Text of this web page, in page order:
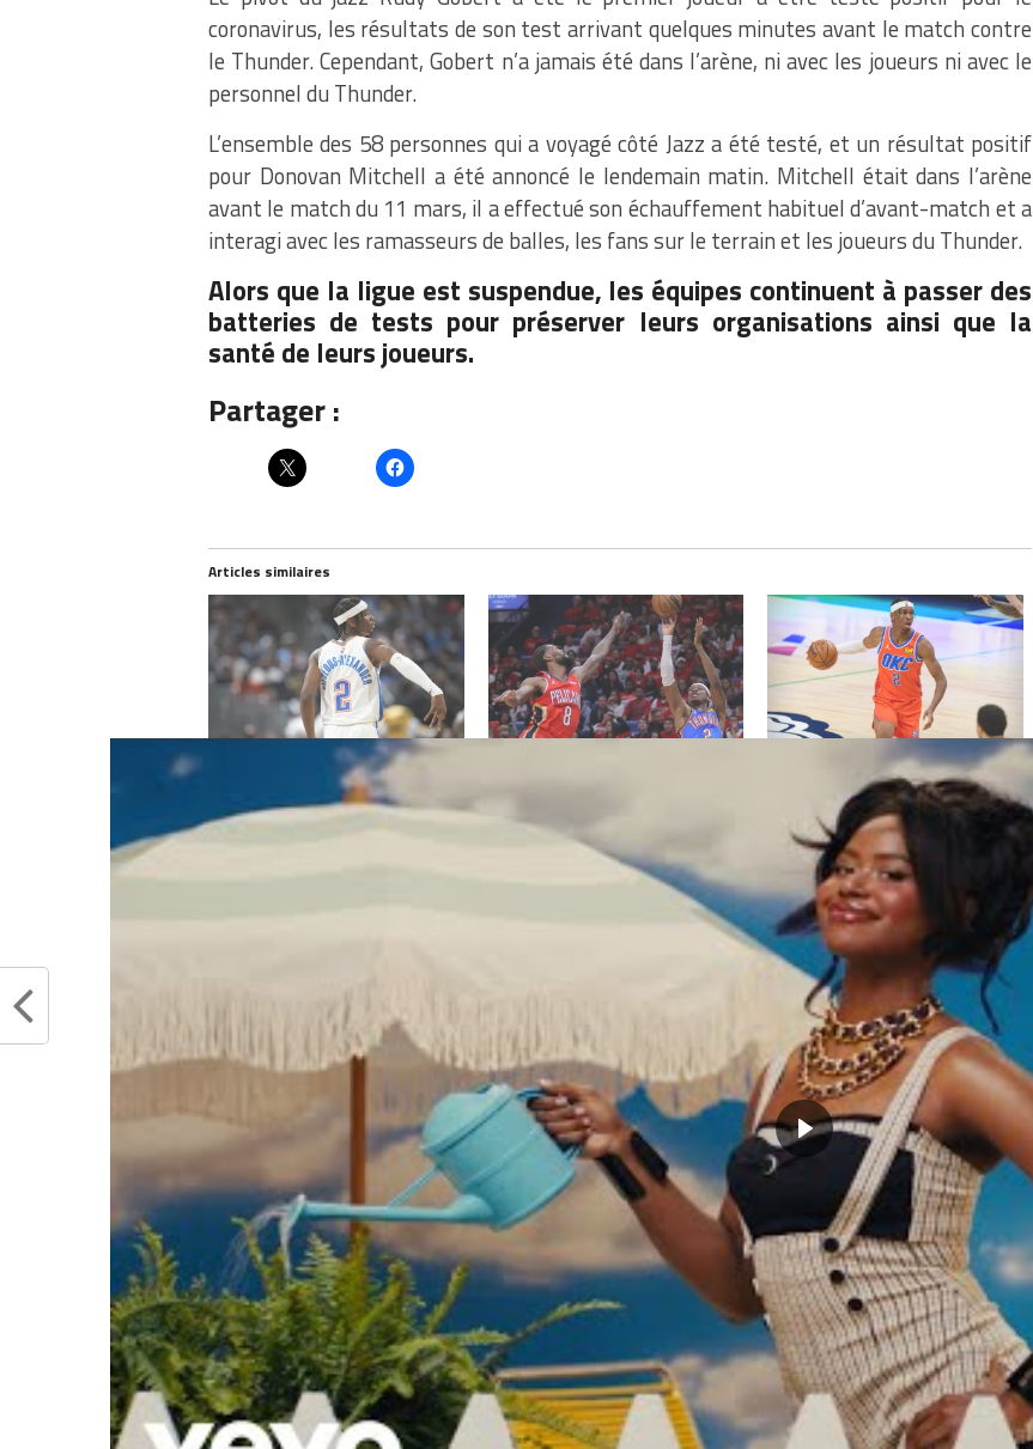
coronavirus, les résultats de son test arrivant quelques minutes avant le match contre
le Thunder. Cependant, Gobert n’a jamais été dans l’arène, ni avec les joueurs ni avec le
personnel du Thunder.
L’ensemble des 58 personnes qui a voyagé côté Jazz a été testé, et un résultat positif
pour Donovan Mitchell a été annoncé le lendemain matin. Mitchell était dans l’arène
avant le match du 11 mars, il a effectué son échauffement habituel d’avant-match et a
interagi avec les ramasseurs de balles, les fans sur le terrain et les joueurs du Thunder.
Alors que la ligue est suspendue, les équipes continuent à passer des
batteries de tests pour préserver leurs organisations ainsi que la
santé de leurs joueurs.
Partager :
Articles similaires
Le tanking plus vrai que nature :
Shai Gilgeous-Alexander et Jerami
Grant ont terminé leur saison
mars 29, 2022
Dans "Actualités"
À domicile, les Sixers se sont fait
surprendre par le Thunder
janvier 14, 2023
Dans "Actualités"
OKLAHOMA CITY THUNDER